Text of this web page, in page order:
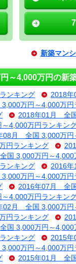
新築マン
～4,000万円の新
ンキング
2018
万円～4,000万円
2018年01月 全
4,000万円ランキン
08月 全国 3,000万円
円ランキング
国 3,000万円～4,000
ンキング
2016
万円～4,000万円
2016年07月 全
4,000万円ランキン
02月 全国 3,000万円
円ランキング
国 3,000万円～4,000
ンキング
2015
万円～4,000万円
2015年01月 全